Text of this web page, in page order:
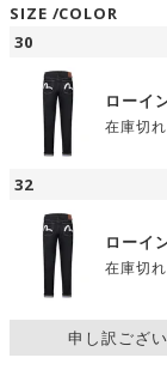
SIZE COLOR
30
ローイ
在庫切れ
32
ローイ
在庫切れ
申し訳ござ